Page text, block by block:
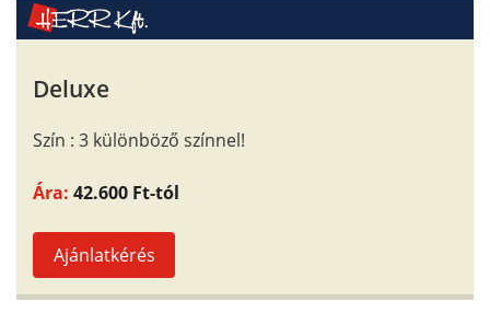
Deluxe
Szín : 3 különböző színnel!
Ára: 42.600 Ft-tól
Ajánlatkérés